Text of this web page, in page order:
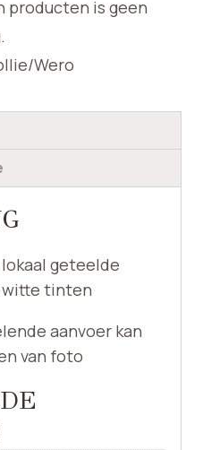
producten is geen
Wero
geteelde
witte tinten
aanvoer kan
van foto